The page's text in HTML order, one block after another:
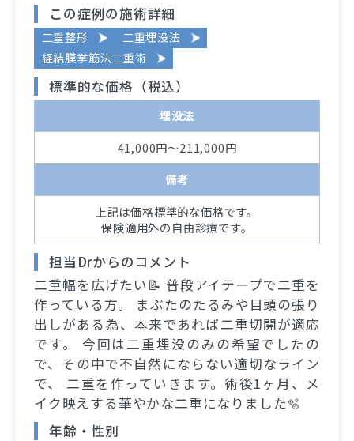
この症例の施術詳細
二重整形
二重埋没法
経結膜挙筋法二重術
標準的な価格（税込）
埋没法
41,000円～211,000円
備考
上記は価格標準的な価格です。
保険適用外の自由診療です。
担当Drからのコメント
二重幅を広げたい📝 普段アイテープで二重を
作っている方。 まぶたのたるみや目頭の張り
出しがある為、本来であれば二重切開が適応
です。 今回は二重埋没のみの希望でしたの
で、その中で不自然にならない適切なライン
で、 二重を作っていきます。術後1ヶ月、メ
イク映えする華やかな二重になりました🫧
年齢・性別